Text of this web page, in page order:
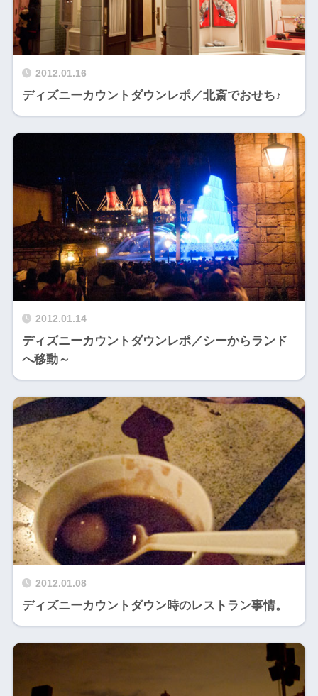
2012.01.16
ディズニーカウントダウンレポ／北斎でおせち♪
2012.01.14
ディズニーカウントダウンレポ／シーからランド
へ移動～
2012.01.08
ディズニーカウントダウン時のレストラン事情。